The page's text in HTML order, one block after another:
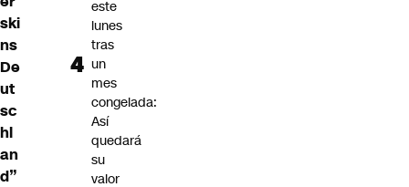
ski
ns
De
ut
sc
hl
an
d”
este
lunes
tras
un
mes
congelada:
Así
quedará
su
valor